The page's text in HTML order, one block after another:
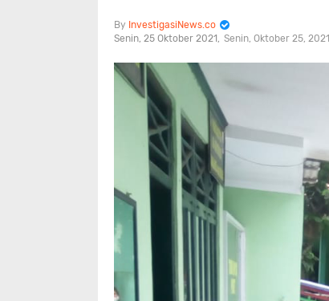
InvestigasiNews.co
Senin, 25 Oktober 2021
Senin, Oktober 25, 2021